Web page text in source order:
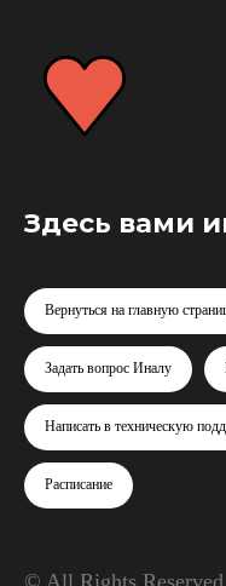
Здесь вами
Вернуться на главную
Задать вопрос Иналу
Написать в техническую
Расписание
© All Rights Reserved